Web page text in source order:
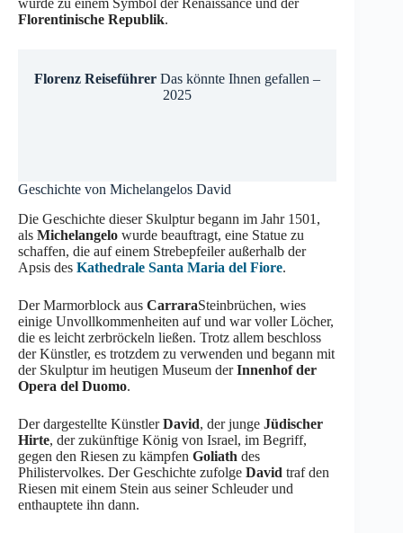
wurde zu einem Symbol der Renaissance und der
Florentinische Republik.
Florenz Reiseführer Das könnte Ihnen gefallen –
2025
Geschichte von Michelangelos David
Die Geschichte dieser Skulptur begann im Jahr 1501,
als Michelangelo wurde beauftragt, eine Statue zu
schaffen, die auf einem Strebepfeiler außerhalb der
Apsis des Kathedrale Santa Maria del Fiore.
Der Marmorblock aus CarraraSteinbrüchen, wies
einige Unvollkommenheiten auf und war voller Löcher,
die es leicht zerbröckeln ließen. Trotz allem beschloss
der Künstler, es trotzdem zu verwenden und begann mit
der Skulptur im heutigen Museum derInnenhof der
Opera del Duomo.
Der dargestellte KünstlerDavid, der junge Jüdischer
Hirte, der zukünftige König von Israel, im Begriff,
gegen den Riesen zu kämpfen Goliath des
Philistervolkes. Der Geschichte zufolge David traf den
Riesen mit einem Stein aus seiner Schleuder und
enthauptete ihn dann.